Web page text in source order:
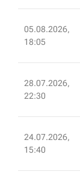
05.08.2026,
18:05
28.07.2026,
22:30
24.07.2026,
15:40